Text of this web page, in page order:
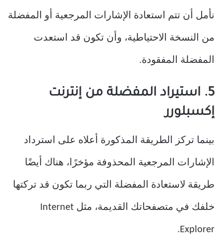
نأمل أن تتم استعادة الإشارات المرجعية أو المفضلة
من النسخة الاحتياطية، وأن تكون قد استعدت
المفضلة المفقودة.
5. استيراد المفضلة من إنترنت
إكسبلورر
بينما تركز الطريقة المذكورة أعلاه على استرداد
الإشارات المرجعية المحذوفة مؤخرًا، هناك أيضًا
طريقة لاستعادة المفضلة التي ربما تكون قد تركتها
خلفك في متصفحاتك القديمة، مثل Internet
Explorer.